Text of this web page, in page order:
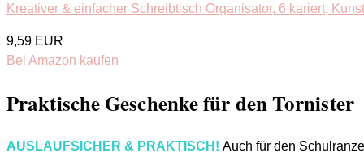
Kreativer & einfacher Schreibtisch Organisator, 6 kariert,
9,59 EUR
Bei Amazon kaufen
Praktische Geschenke für den Tornister
AUSLAUFSICHER & PRAKTISCH! Auch für den